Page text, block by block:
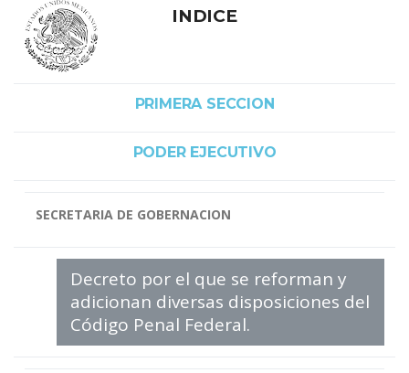
INDICE
PRIMERA SECCION
PODER EJECUTIVO
SECRETARIA DE GOBERNACION
Decreto por el que se reforman y
adicionan diversas disposiciones del
Código Penal Federal.